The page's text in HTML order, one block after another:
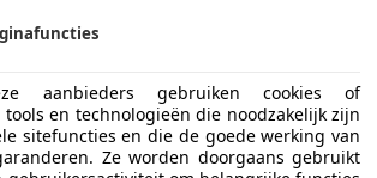
aanbieders gebruiken cookies of
en technologieën die noodzakelijk zijn
sitefuncties en die de goede werking van
Ze worden doorgaans gebruikt